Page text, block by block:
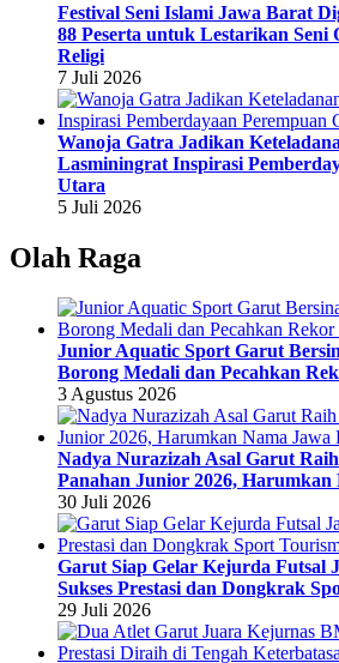
Festival Seni Islami Jawa Barat
88 Peserta untuk Lestarikan Seni
Religi
7 Juli 2026
Wanoja Gatra Jadikan
Lasminingrat Inspirasi
Utara
5 Juli 2026
Olah Raga
Junior Aquatic Sport Garut
Borong Medali dan Pecahkan
3 Agustus 2026
Nadya Nurazizah Asal Garut
Panahan Junior 2026, Harumkan
30 Juli 2026
Garut Siap Gelar Kejurda Futsal
Sukses Prestasi dan Dongkrak
29 Juli 2026